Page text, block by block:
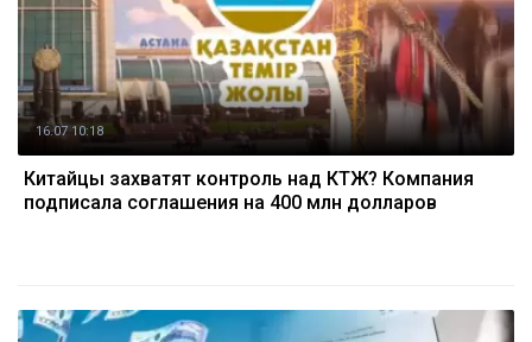
16.07 10:18
Китайцы захватят контроль над КТЖ? Компания
подписала соглашения на 400 млн долларов